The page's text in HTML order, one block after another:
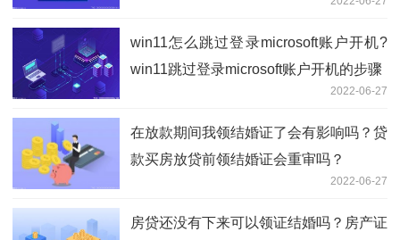
win11怎么跳过登录microsoft账户开机?
win11跳过登录microsoft账户开机的步骤
2022-06-27
在放款期间我领结婚证了会有影响吗？贷
款买房放贷前领结婚证会重审吗？
2022-06-27
房贷还没有下来可以领证结婚吗？房产证